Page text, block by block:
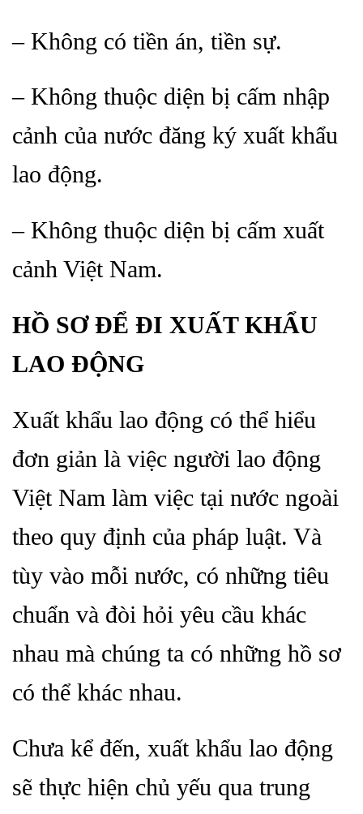
– Không có tiền án, tiền sự.
– Không thuộc diện bị cấm nhập
cảnh của nước đăng ký xuất khẩu
lao động.
– Không thuộc diện bị cấm xuất
cảnh Việt Nam.
HỒ SƠ ĐỂ ĐI XUẤT KHẨU
LAO ĐỘNG
Xuất khẩu lao động có thể hiểu
đơn giản là việc người lao động
Việt Nam làm việc tại nước ngoài
theo quy định của pháp luật. Và
tùy vào mỗi nước, có những tiêu
chuẩn và đòi hỏi yêu cầu khác
nhau mà chúng ta có những hồ sơ
có thể khác nhau.
Chưa kể đến, xuất khẩu lao động
sẽ thực hiện chủ yếu qua trung